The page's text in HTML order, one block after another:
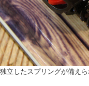
独立したスプリングが備え